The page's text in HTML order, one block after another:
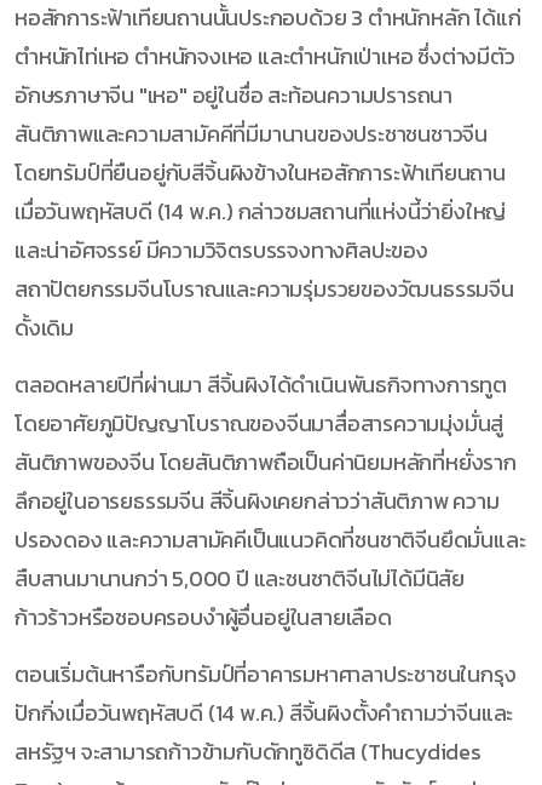
หอสักการะฟ้าเทียนถานนั้นประกอบด้วย 3 ตำหนักหลัก ได้แก่
ตำหนักไท่เหอ ตำหนักจงเหอ และตำหนักเป่าเหอ ซึ่งต่างมีตัว
อักษรภาษาจีน "เหอ" อยู่ในชื่อ สะท้อนความปรารถนา
สันติภาพและความสามัคคีที่มีมานานของประชาชนชาวจีน
โดยทรัมป์ที่ยืนอยู่กับสีจิ้นผิงข้างในหอสักการะฟ้าเทียนถาน
เมื่อวันพฤหัสบดี (14 พ.ค.) กล่าวชมสถานที่แห่งนี้ว่ายิ่งใหญ่
และน่าอัศจรรย์ มีความวิจิตรบรรจงทางศิลปะของ
สถาปัตยกรรมจีนโบราณและความรุ่มรวยของวัฒนธรรมจีน
ดั้งเดิม
ตลอดหลายปีที่ผ่านมา สีจิ้นผิงได้ดำเนินพันธกิจทางการทูต
โดยอาศัยภูมิปัญญาโบราณของจีนมาสื่อสารความมุ่งมั่นสู่
สันติภาพของจีน โดยสันติภาพถือเป็นค่านิยมหลักที่หยั่งราก
ลึกอยู่ในอารยธรรมจีน สีจิ้นผิงเคยกล่าวว่าสันติภาพ ความ
ปรองดอง และความสามัคคีเป็นแนวคิดที่ชนชาติจีนยึดมั่นและ
สืบสานมานานกว่า 5,000 ปี และชนชาติจีนไม่ได้มีนิสัย
ก้าวร้าวหรือชอบครอบงำผู้อื่นอยู่ในสายเลือด
ตอนเริ่มต้นหารือกับทรัมป์ที่อาคารมหาศาลาประชาชนในกรุง
ปักกิ่งเมื่อวันพฤหัสบดี (14 พ.ค.) สีจิ้นผิงตั้งคำถามว่าจีนและ
สหรัฐฯ จะสามารถก้าวข้ามกับดักทูซิดิดีส (Thucydides